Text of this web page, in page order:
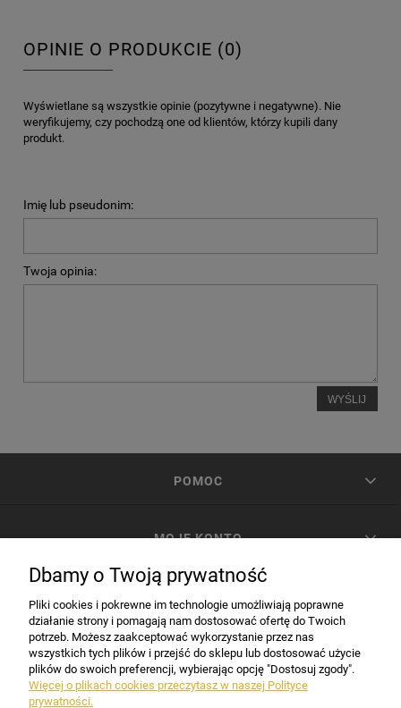
OPINIE O PRODUKCIE (0)
Wyświetlane są wszystkie opinie (pozytywne i negatywne). Nie
weryfikujemy, czy pochodzą one od klientów, którzy kupili dany
produkt.
Imię lub pseudonim:
Twoja opinia:
WYŚLIJ
POMOC
MOJE KONTO
INFORMACJE
Dbamy o Twoją prywatność
Pliki cookies i pokrewne im technologie umożliwiają poprawne
działanie strony i pomagają nam dostosować ofertę do Twoich
potrzeb. Możesz zaakceptować wykorzystanie przez nas
wszystkich tych plików i przejść do sklepu lub dostosować użycie
plików do swoich preferencji, wybierając opcję "Dostosuj zgody".
Więcej o plikach cookies przeczytasz w naszej Polityce
prywatności.